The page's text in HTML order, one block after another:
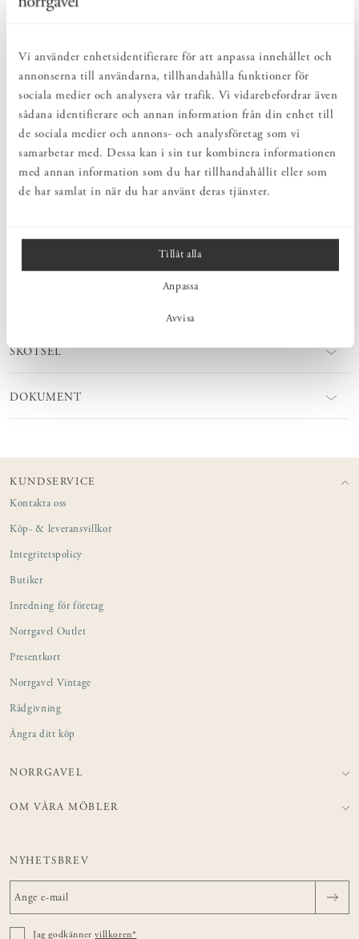
Vi använder enhetsidentifierare för att anpassa innehållet och
annonserna till användarna, tillhandahålla funktioner för
sociala medier och analysera vår trafik. Vi vidarebefordrar även
sådana identifierare och annan information från din enhet till
de sociala medier och annons- och analysföretag som vi
samarbetar med. Dessa kan i sin tur kombinera informationen
med annan information som du har tillhandahållit eller som
de har samlat in när du har använt deras tjänster.
Tillåt alla
Anpassa
Avvisa
Önskar du få hjälp med montering? För montering i badrum -
PRODUKTBESKRIVNING
Klassisk spegel i massiv björk. Den stilrena designen gör att
spegeln passar i många miljöer. En spegel från Norrgavel passar att
hänga fritt eller kombineras med småbord, hyllor och byråer.
Speglarna passar ofta utmärkt med både moderna och antika
möbler.
På bilden visas spegeln i obehandlad björk.
SKÖTSEL
DOKUMENT
KUNDSERVICE
Kontakta oss
Köp- & leveransvillkor
Integritetspolicy
Butiker
Inredning för företag
Norrgavel Outlet
Presentkort
Norrgavel Vintage
Rådgivning
Ångra ditt köp
NORRGAVEL
OM VÅRA MÖBLER
NYHETSBREV
Jag godkännervillkoren*